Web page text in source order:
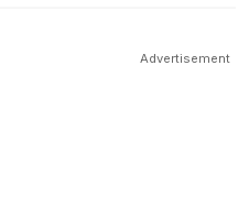
Advertisement